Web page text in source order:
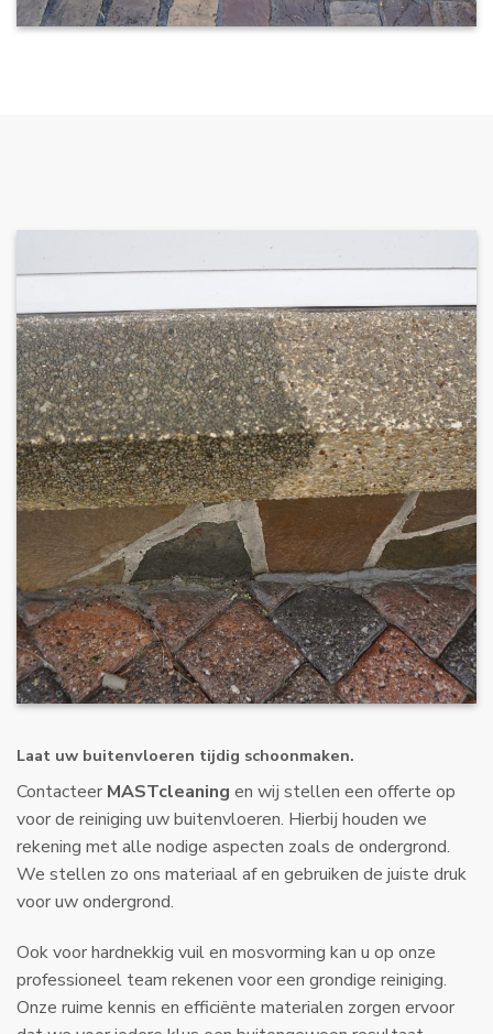
Laat uw buitenvloeren tijdig schoonmaken.
Contacteer MASTcleaning en wij stellen een offerte op
voor de reiniging uw buitenvloeren. Hierbij houden we
rekening met alle nodige aspecten zoals de ondergrond.
We stellen zo ons materiaal af en gebruiken de juiste druk
voor uw ondergrond.
Ook voor hardnekkig vuil en mosvorming kan u op onze
professioneel team rekenen voor een grondige reiniging.
Onze ruime kennis en efficiënte materialen zorgen ervoor